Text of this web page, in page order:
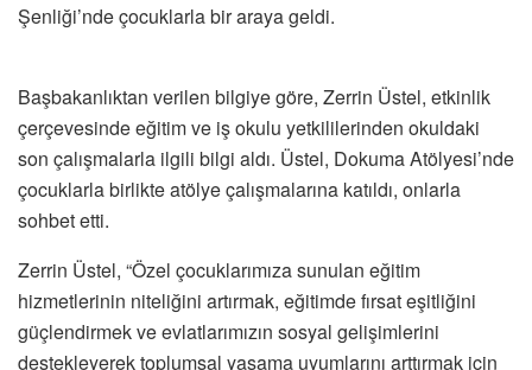
Şenliği’nde çocuklarla bir araya geldi.
Başbakanlıktan verilen bilgiye göre, Zerrin Üstel, etkinlik
çerçevesinde eğitim ve iş okulu yetkililerinden okuldaki
son çalışmalarla ilgili bilgi aldı. Üstel, Dokuma Atölyesi’nde
çocuklarla birlikte atölye çalışmalarına katıldı, onlarla
sohbet etti.
Zerrin Üstel, “Özel çocuklarımıza sunulan eğitim
hizmetlerinin niteliğini artırmak, eğitimde fırsat eşitliğini
güçlendirmek ve evlatlarımızın sosyal gelişimlerini
destekleyerek toplumsal yaşama uyumlarını arttırmak için